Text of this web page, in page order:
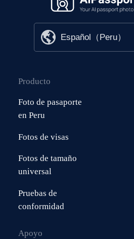
Producto
Foto de pasaporte
en Peru
Fotos de visas
Fotos de tamaño
universal
Pruebas de
conformidad
Apoyo